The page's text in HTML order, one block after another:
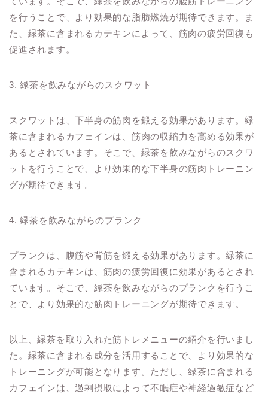
を行うことで、より効果的な脂肪燃焼が期待できます。ま
た、緑茶に含まれるカテキンによって、筋肉の疲労回復も
促進されます。
3. 緑茶を飲みながらのスクワット
スクワットは、下半身の筋肉を鍛える効果があります。緑
茶に含まれるカフェインは、筋肉の収縮力を高める効果が
あるとされています。そこで、緑茶を飲みながらのスクワ
ットを行うことで、より効果的な下半身の筋肉トレーニン
グが期待できます。
4. 緑茶を飲みながらのプランク
プランクは、腹筋や背筋を鍛える効果があります。緑茶に
含まれるカテキンは、筋肉の疲労回復に効果があるとされ
ています。そこで、緑茶を飲みながらのプランクを行うこ
とで、より効果的な筋肉トレーニングが期待できます。
以上、緑茶を取り入れた筋トレメニューの紹介を行いまし
た。緑茶に含まれる成分を活用することで、より効果的な
トレーニングが可能となります。ただし、緑茶に含まれる
カフェインは、過剰摂取によって不眠症や神経過敏症など